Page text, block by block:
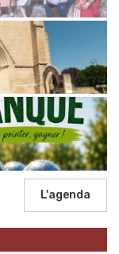
L'agenda